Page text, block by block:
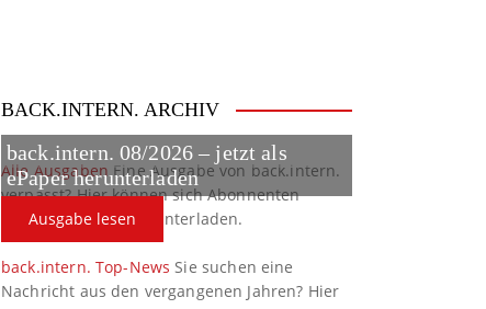
back.intern. 08/2026 – jetzt als
ePaper herunterladen
Ausgabe lesen
BACK.INTERN. ARCHIV
Alle AusgabenEine Ausgabe von back.intern.
verpasst? Hier können sich Abonnenten
ältere Ausgaben herunterladen.
back.intern. Top-News Sie suchen eine
Nachricht aus den vergangenen Jahren? Hier